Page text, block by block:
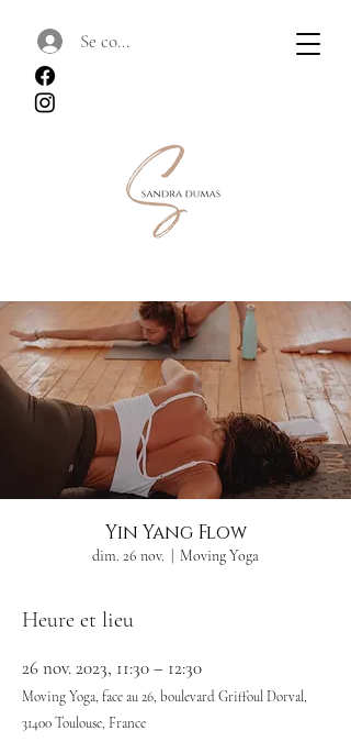
Se connecter
Yin Yang Flow
dim. 26 nov. Moving Yoga
Heure et lieu
26 nov. 2023, 11:30 – 12:30
Moving Yoga, face au 26, boulevard Griffoul Dorval,
31400 Toulouse, France